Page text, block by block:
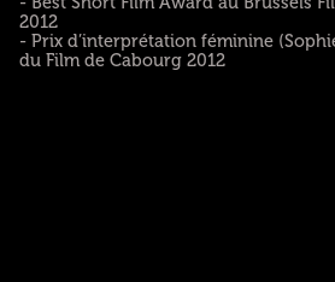
2012
- Prix d’interprétation féminine
du Film de Cabourg 2012